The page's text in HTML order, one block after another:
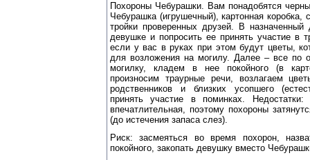
Похороны Чебурашки. Вам понадобятся
Чебурашка (игрушечный), картонная
тройки проверенных друзей. В
девушке и попросить ее принять участие в
если у вас в руках при этом будут цветы,
для возложения на могилу. Далее – все по
могилку, кладем в нее покойного (в
произносим траурные речи, возлагаем
родственников и близких усопшего
принять участие в поминках.
впечатлительная, поэтому похороны
(до истечения запаса слез).
Риск: засмеяться во время похорон,
покойного, закопать девушку вместо